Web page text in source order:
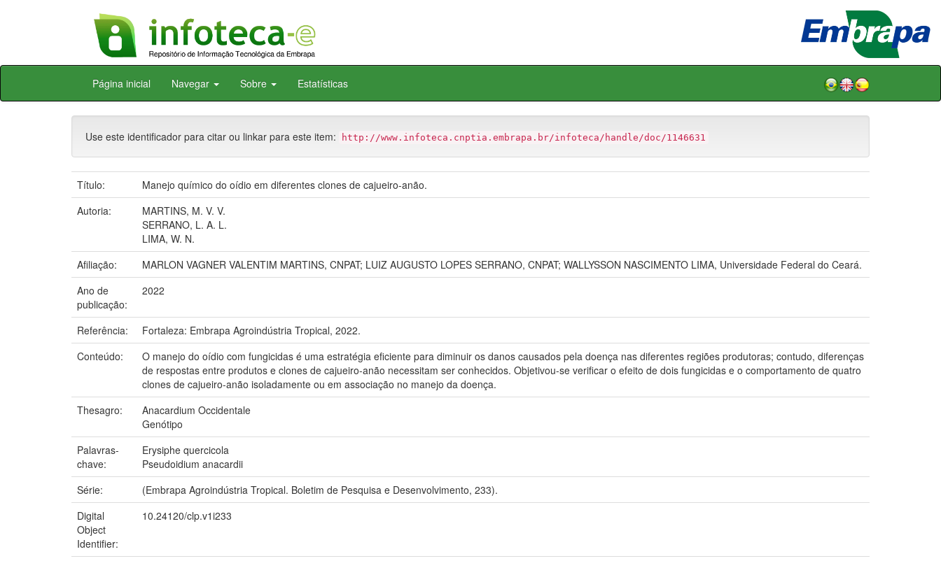
Skip
Página inicial Navegar Sobre Estatísticas
Use este identificador para citar ou linkar para este item: http://www.infoteca.cnptia.embrapa.br/infoteca/handle/doc/1146631
Título:
Manejo químico do oídio em diferentes clones de cajueiro-anão.
Autoria:
MARTINS, M. V. V.
SERRANO, L. A. L.
LIMA, W. N.
Afiliação:
MARLON VAGNER VALENTIM MARTINS, CNPAT; LUIZ AUGUSTO LOPES SERRANO, CNPAT; WALLYSSON NASCIMENTO LIMA, Universidade Federal do Ceará.
Ano de
publicação:
2022
Referência:
Fortaleza: Embrapa Agroindústria Tropical, 2022.
Conteúdo:
O manejo do oídio com fungicidas é uma estratégia eficiente para diminuir os danos causados pela doença nas diferentes regiões produtoras; contudo, diferenças
de respostas entre produtos e clones de cajueiro-anão necessitam ser conhecidos. Objetivou-se verificar o efeito de dois fungicidas e o comportamento de quatro
clones de cajueiro-anão isoladamente ou em associação no manejo da doença.
Thesagro:
Anacardium Occidentale
Genótipo
Palavras-
chave:
Erysiphe quercicola
Pseudoidium anacardii
Série:
(Embrapa Agroindústria Tropical. Boletim de Pesquisa e Desenvolvimento, 233).
Digital
Object
Identifier:
10.24120/clp.v1i233